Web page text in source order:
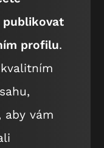
publikovat
profilu.
aby vám